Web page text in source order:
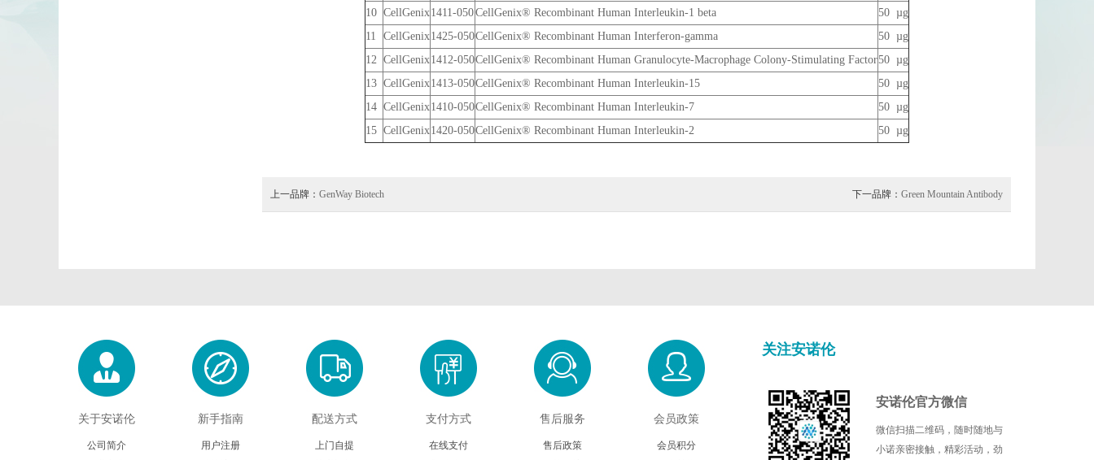
10 CellGenix1411-050CellGenix® Recombinant Human Interleukin-1 beta
50 µg
11
CellGenix1425-050CellGenix® Recombinant Human Interferon-gamma
50 µg
12 CellGenix1412-050CellGenix® Recombinant Human Granulocyte-Macrophage Colony-Stimulating Factor50 µg
13 CellGenix1413-050CellGenix® Recombinant Human Interleukin-15
50 µg
14 CellGenix1410-050CellGenix® Recombinant Human Interleukin-7
50 µg
15 CellGenix1420-050CellGenix® Recombinant Human Interleukin-2 50 µg
上一品牌： GenWay Biotech 下一品牌： Green Mountain Antibody
关于安诺伦
公司简介
新手指南
用户注册
配送方式
上门自提
支付方式
在线支付
售后服务
售后政策
会员政策
会员积分
关注安诺伦
安诺伦官方微信
微信扫描二维码，随时随地与
小诺亲密接触，精彩活动，劲